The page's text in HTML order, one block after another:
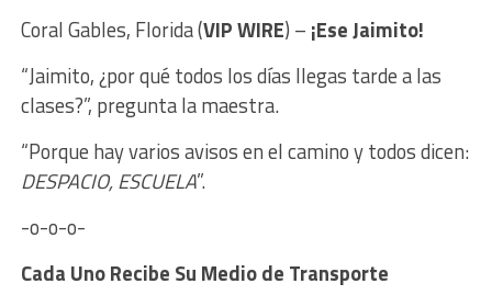
Coral Gables, Florida (VIP WIRE) – ¡Ese Jaimito!
“Jaimito, ¿por qué todos los días llegas tarde a las
clases?”, pregunta la maestra.
“Porque hay varios avisos en el camino y todos dicen:
DESPACIO, ESCUELA”.
-o-o-o-
Cada Uno Recibe Su Medio de Transporte